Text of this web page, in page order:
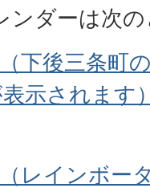
ンダーは次
下後三条町
示されます
レインボー